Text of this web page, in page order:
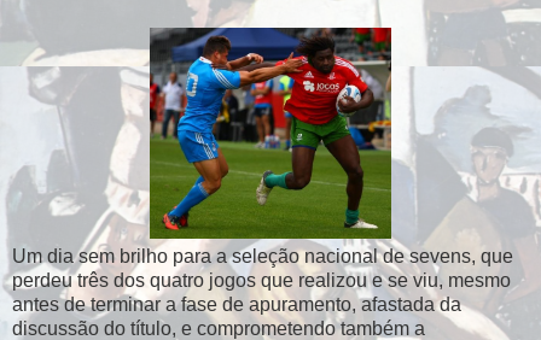
Um dia sem brilho para a seleção nacional de sevens, que
perdeu três dos quatro jogos que realizou e se viu, mesmo
antes de terminar a fase de apuramento, afastada da
discussão do título, e comprometendo também a